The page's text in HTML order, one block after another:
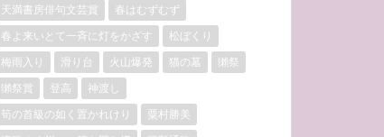
天満書房俳句文芸賞
春はむずむず
春よ来いとて一斉に灯をかざす
松ぼくり
梅雨入り
滑り台 火山爆発 猫の墓
獺祭
獺祭賞
登高
神渡し
筍の首級の如く置かれけり
粟村勝美